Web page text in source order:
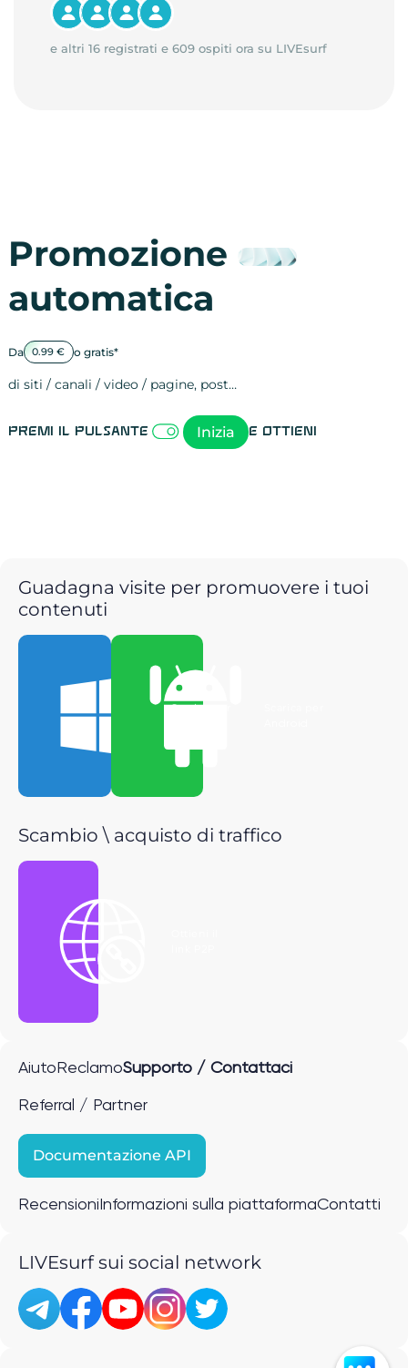
e altri 16 registrati e 609 ospiti ora su LIVEsurf
Promozione
automatica
Da 0.99 € o gratis*
di siti / canali / video / pagine, post…
Premi il pulsante Inizia e ottieni
Guadagna visite per promuovere i tuoi
contenuti
Scarica per
Scambio \ acquisto di traffico
Aiuto ReclamoSupporto / Contattaci
Referral / Partner
Documentazione API
Recensioni Informazioni sulla piattaformaContatti
LIVEsurf sui social network